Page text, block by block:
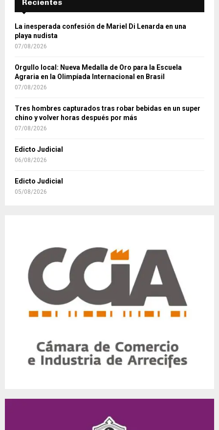
Recientes
La inesperada confesión de Mariel Di Lenarda en una
playa nudista
07/08/2026
Orgullo local: Nueva Medalla de Oro para la Escuela
Agraria en la Olimpíada Internacional en Brasil
07/08/2026
Tres hombres capturados tras robar bebidas en un super
chino y volver horas después por más
07/08/2026
Edicto Judicial
06/08/2026
Edicto Judicial
05/08/2026